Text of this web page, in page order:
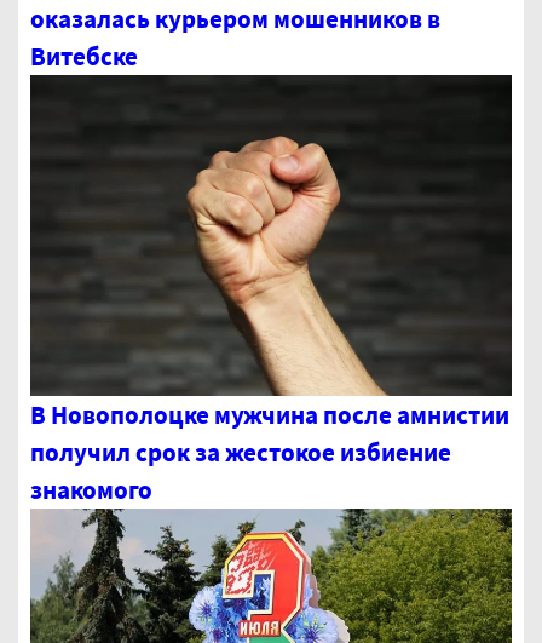
оказалась курьером мошенников в
Витебске
В Новополоцке мужчина после амнистии
получил срок за жестокое избиение
знакомого